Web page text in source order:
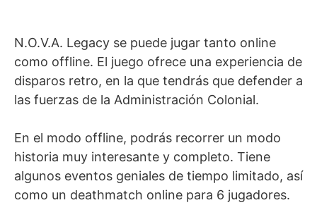
N.O.V.A. Legacy se puede jugar tanto online
como offline. El juego ofrece una experiencia de
disparos retro, en la que tendrás que defender a
las fuerzas de la Administración Colonial.
En el modo offline, podrás recorrer un modo
historia muy interesante y completo. Tiene
algunos eventos geniales de tiempo limitado, así
como un deathmatch online para 6 jugadores.